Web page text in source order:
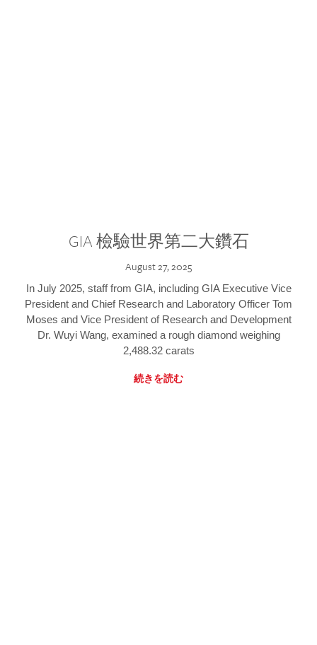
GIA 檢驗世界第二大鑽石
August 27, 2025
In July 2025, staff from GIA, including GIA Executive Vice
President and Chief Research and Laboratory Officer Tom
Moses and Vice President of Research and Development
Dr. Wuyi Wang, examined a rough diamond weighing
2,488.32 carats
続きを読む